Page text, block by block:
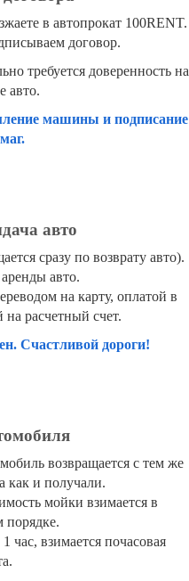
в автопрокат 100RENT.
договор.
требуется доверенность на
авто.
машины и подписание
авто
сразу по возврату авто).
авто.
на карту, оплатой в
расчетный счет.
Счастливой дороги!
возвращается с тем же
как и получали.
мойки взимается в
порядке.
час, взимается почасовая